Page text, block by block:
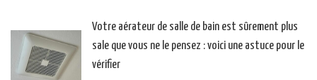
Votre aérateur de salle de bain est sûrement plus
sale que vous ne le pensez : voici une astuce pour le
vérifier